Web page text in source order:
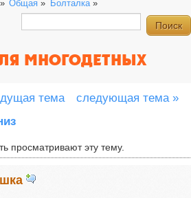
Общая » Болталка»
МНОГОДЕТНЫХ
тема
следующая тема »
просматривают эту тему.